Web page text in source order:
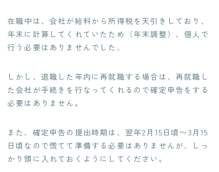
在職中は、会社が給料から所得税を天引きしており、
年末に計算してくれていたため（年末調整）、個人で
行う必要はありませんでした、
しかし、退職した年内に再就職する場合は、再就職し
た会社が手続きを行なってくれるので確定申告をする
必要はありません。
また、確定申告の提出時期は、翌年2月15日頃〜3月15
日頃なので慌てて準備する必要はありませんが、しっ
かり頭に入れておくようにしてください。